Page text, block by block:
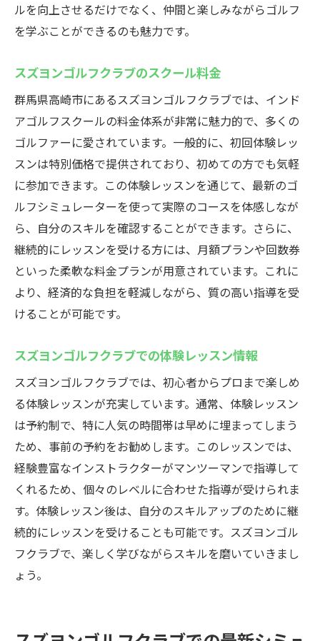
技術向上に役立つスズヨンゴルフクラブの
利用法
ミュニティ
インドアゴルフスクールで快適な練習環境を体
験
スズヨンゴルフクラブの快適な施設紹介
インドアならではのスムーズな練習
スズヨンゴルフクラブでのプライベート空
間の魅力
快適な練習環境の重要性
スズヨンゴルフクラブの設備満足度
スズヨンゴルフクラブでのリラックスタイ
ムの楽しみ方
スズヨンゴルフクラブの臨場感あふれるゴ
ルフ体験
シミュレーターで可能な実際のコース体験
スズヨンゴルフクラブでのリアルなコース
攻略
スズヨンゴルフクラブでのゴルフ体験の感
リアルな体験を可能にする技術の紹介
スズヨンゴルフクラブでの満足度の高いプ
ルを向上させるだけでなく、仲間と楽しみながらゴルフ
を学ぶことができるのも魅力です。
スズヨンゴルフクラブのスクール料金
群馬県高崎市にあるスズヨンゴルフクラブでは、インド
アゴルフスクールの料金体系が非常に魅力的で、多くの
ゴルファーに愛されています。一般的に、初回体験レッ
スンは特別価格で提供されており、初めての方でも気軽
に参加できます。この体験レッスンを通じて、最新のゴ
ルフシミュレーターを使って実際のコースを体感しなが
ら、自分のスキルを確認することができます。さらに、
継続的にレッスンを受ける方には、月額プランや回数券
といった柔軟な料金プランが用意されています。これに
より、経済的な負担を軽減しながら、質の高い指導を受
けることが可能です。
スズヨンゴルフクラブでの体験レッスン情報
スズヨンゴルフクラブでは、初心者からプロまで楽しめ
る体験レッスンが充実しています。通常、体験レッスン
は予約制で、特に人気の時間帯は早めに埋まってしまう
ため、事前の予約をお勧めします。このレッスンでは、
経験豊富なインストラクターがマンツーマンで指導して
くれるため、個々のレベルに合わせた指導が受けられま
す。体験レッスン後は、自分のスキルアップのために継
続的にレッスンを受けることも可能です。スズヨンゴル
フクラブで、楽しく学びながらスキルを磨いていきまし
ょう。